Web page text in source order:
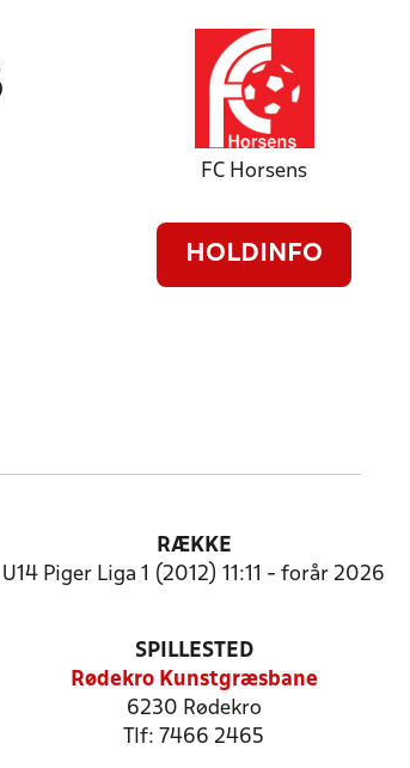
FC Horsens
HOLDINFO
RÆKKE
U14 Piger Liga 1 (2012) 11:11 - forår 2026
SPILLESTED
Rødekro Kunstgræsbane
6230 Rødekro
Tlf: 7466 2465